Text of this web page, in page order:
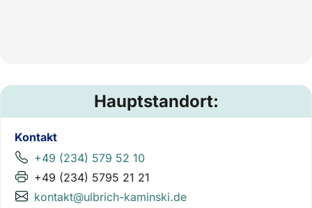
Hauptstandort:
Kontakt
+49 (234) 579 52 10
+49 (234) 5795 21 21
kontakt@ulbrich-kaminski.de